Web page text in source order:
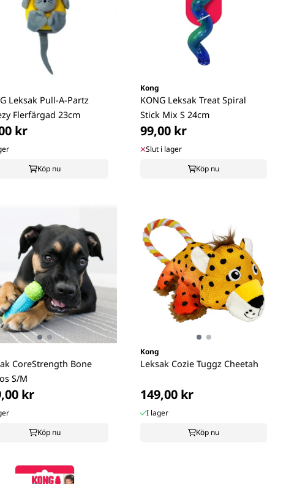
Leksak Pull-A-Partz
Flerfärgad 23cm
kr
Köp nu
Kong
KONG Leksak Treat Spiral
Stick Mix S 24cm
99,00 kr
Slut i lager
Köp nu
CoreStrength Bone
S/M
kr
Köp nu
Kong
Leksak Cozie Tuggz Cheetah
149,00 kr
I lager
Köp nu